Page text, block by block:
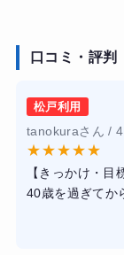
口コミ・評判
松戸利用
tanokuraさん /
★★★★★
【きっかけ・目
40歳を過ぎてか
では全く体重が